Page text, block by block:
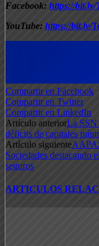
Facebook: https://bit.ly/
YouTube: https://bit.ly/
Compartir en Facebook
Compartir en Twitter
Compartir en LinkedIn
Artículo anteriorLa SSN
déficits de capitales
Artículo siguiente
Sociedades destacando
seguros
ARTICULOS